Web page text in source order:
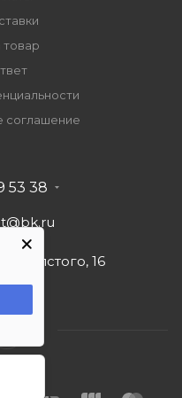
товар
соглашение
53 38
Толстого, 16